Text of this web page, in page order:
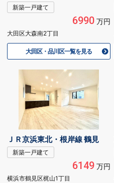
新築一戸建て
6990万円
大田区大森南2丁目
大田区・品川区一覧を見る
ＪＲ京浜東北・根岸線 鶴見
新築一戸建て
6149万円
横浜市鶴見区梶山1丁目